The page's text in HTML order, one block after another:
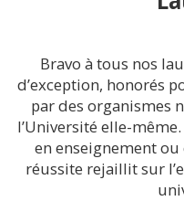
Bravo à tous nos
d’exception, honorés
par des organismes
l’Université elle-
en enseignement
réussite rejaillit sur